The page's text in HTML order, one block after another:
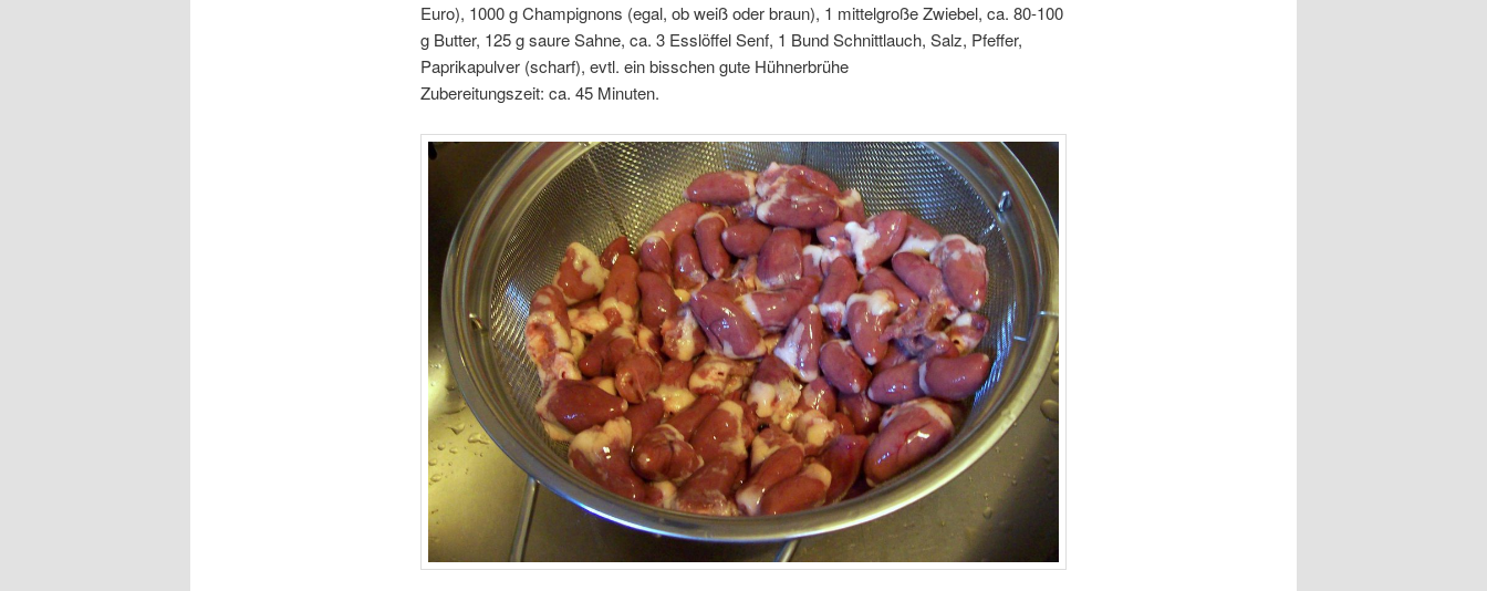
Euro), 1000 g Champignons (egal, ob weiß oder braun), 1 mittelgroße Zwiebel, ca. 80-100
g Butter, 125 g saure Sahne, ca. 3 Esslöffel Senf, 1 Bund Schnittlauch, Salz, Pfeffer,
Paprikapulver (scharf), evtl. ein bisschen gute Hühnerbrühe
Zubereitungszeit: ca. 45 Minuten.